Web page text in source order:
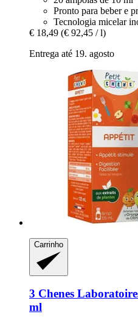
Pronto para beber e
Tecnologia micelar
€ 18,49 (€ 92,45 / l)
Entrega até 19. agosto
Carrinho
3 Chenes
ml